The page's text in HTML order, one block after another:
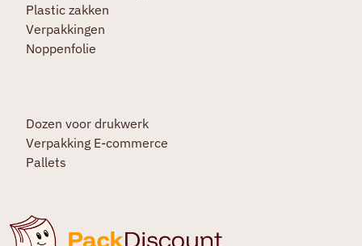
Plastic zakken
Verpakkingen
Noppenfolie
Dozen voor drukwerk
Verpakking E-commerce
Pallets